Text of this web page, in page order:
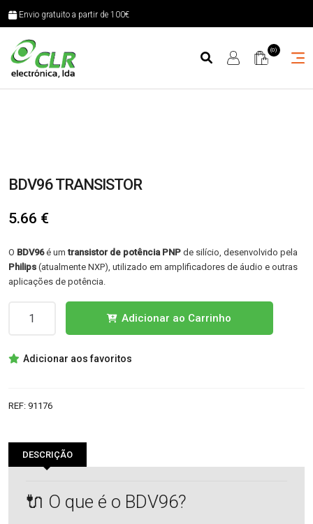
Envio gratuito a partir de 100€
(0)
BDV96 TRANSISTOR
5.66 €
O BDV96é umtransistor de potência PNP de silício, desenvolvido pela
Philips (atualmente NXP), utilizado em amplificadores de áudio e outras
aplicações de potência.
TRANSISTOR
Adicionar ao Carrinho
Adicionar aos favoritos
REF: 91176
DESCRIÇÃO
🔌 O que é o BDV96?